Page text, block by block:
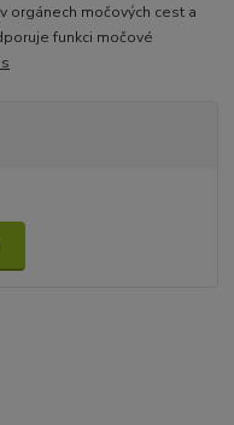
orgánech močových cest a
funkci močové